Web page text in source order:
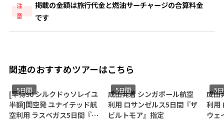
注
意
掲載の金額は旅行代金と燃油サーチャージの合算料金
です
関連のおすすめツアーはこちら
シルクドゥソレイユ
空発 ユナイテッド航
ラスベガス5日間『サ
成田発着 シンガポール航空
利用 ロサンゼルス5日間『ザ
ビルトモア』指定
5日間
成田発着 シン
利用 ロサンゼ
ウェイファ
5日間